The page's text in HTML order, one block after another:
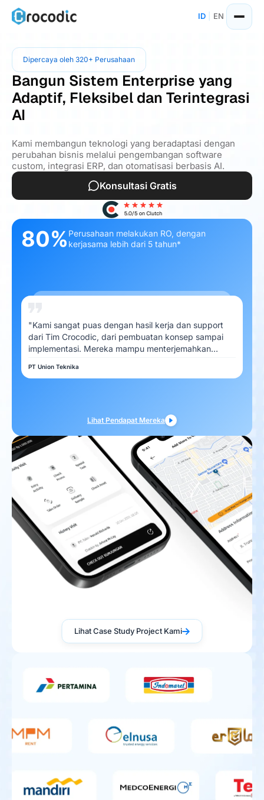
ID EN
Dipercaya oleh 320+ Perusahaan
Bangun Sistem Enterprise yang
Adaptif, Fleksibel dan Terintegrasi
AI
Kami membangun teknologi yang beradaptasi dengan
perubahan bisnis melalui pengembangan software
custom, integrasi ERP, dan otomatisasi berbasis AI.
Konsultasi Gratis
80% Perusahaan melakukan RO, dengan
kerjasama lebih dari 5 tahun*
"Kami sangat puas dengan hasil kerja dan support
dari Tim Crocodic, dari pembuatan konsep sampai
implementasi. Mereka mampu menterjemahkan
PT Union Teknika
Lihat Pendapat Mereka
Lihat Case Study Project Kami